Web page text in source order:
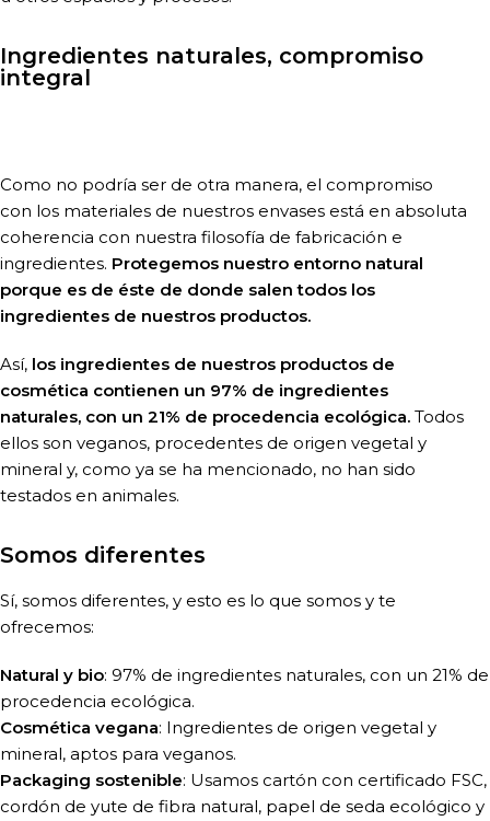
Ingredientes naturales, compromiso
integral
Como no podría ser de otra manera, el compromiso
con los materiales de nuestros envases está en absoluta
coherencia con nuestra filosofía de fabricación e
ingredientes. Protegemos nuestro entorno natural
porque es de éste de donde salen todos los
ingredientes de nuestros productos.
Así, los ingredientes de nuestros productos de
cosmética contienen un 97% de ingredientes
naturales, con un 21% de procedencia ecológica. Todos
ellos son veganos, procedentes de origen vegetal y
mineral y, como ya se ha mencionado, no han sido
testados en animales.
Somos diferentes
Sí, somos diferentes, y esto es lo que somos y te
ofrecemos:
Natural y bio: 97% de ingredientes naturales, con un 21% de
procedencia ecológica.
Cosmética vegana: Ingredientes de origen vegetal y
mineral, aptos para veganos.
Packaging sostenible: Usamos cartón con certificado FSC,
cordón de yute de fibra natural, papel de seda ecológico y